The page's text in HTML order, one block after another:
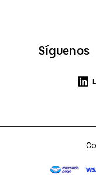
Síguenos